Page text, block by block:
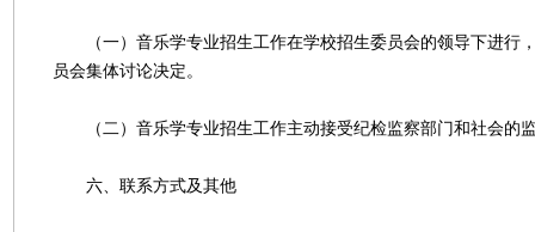
（一）音乐学专业招生工作在学校招生委员会的领导下进行
员会集体讨论决定。
（二）音乐学专业招生工作主动接受纪检监察部门和社会的
六、联系方式及其他